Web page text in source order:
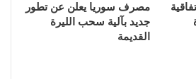
مصرف سوريا يعلن عن تطور
جديد بآلية سحب الليرة
القديمة